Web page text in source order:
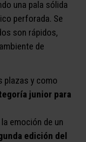
una pala sólida
perforada. Se
son rápidos,
de
plazas y como
junior para
emoción de un
edición del